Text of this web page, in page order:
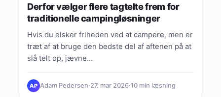
Derfor vælger flere tagtelte frem for
traditionelle campingløsninger
Hvis du elsker friheden ved at campere, men er
træt af at bruge den bedste del af aftenen på at
slå telt op, jævne…
AP Adam Pedersen·27. mar 2026·10 min læsning